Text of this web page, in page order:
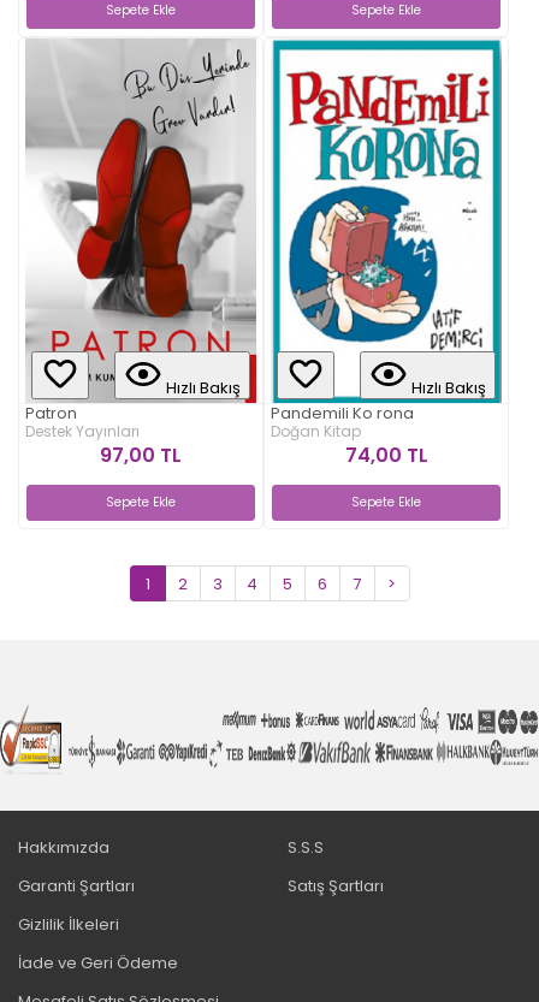
Sepete Ekle Sepete Ekle
Hızlı Bakış
Patron
Destek Yayınları
97,00 TL
Sepete Ekle
Hızlı Bakış
Pandemili Ko rona
Doğan Kitap
74,00 TL
Sepete Ekle
1 2 3 4 5 6 7 >
Hakkımızda
Garanti Şartları
Gizlilik İlkeleri
İade ve Geri Ödeme
S.S.S
Satış Şartları